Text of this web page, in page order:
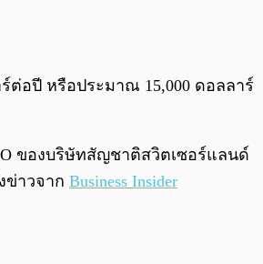
0:00/0:00
ต่อปี หรือประมาณ 15,000 ดอลลาร์
ของบริษัทสัญชาติสวิตเซอร์แลนด์
ข่าวจาก Business Insider